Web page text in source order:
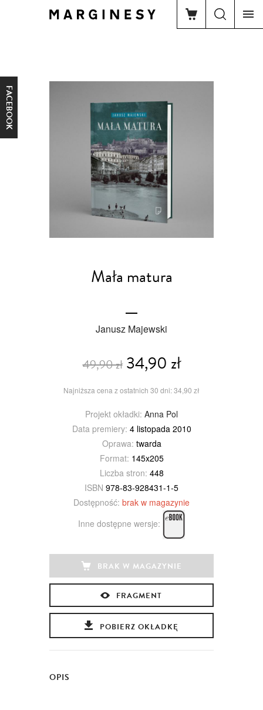
FACEBOOK
Mała matura
Janusz Majewski
49,90 zł34,90 zł
Najniższa cena z ostatnich 30 dni: 34,90 zł
Projekt okładki: Anna Pol
Data premiery: 4 listopada 2010
Oprawa: twarda
Format: 145x205
Liczba stron: 448
ISBN 978-83-928431-1-5
Dostępność: brak w magazynie
Inne dostępne wersje:
BRAK W MAGAZYNIE
FRAGMENT
POBIERZ OKŁADKĘ
OPIS